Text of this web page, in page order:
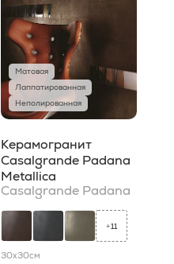
Матовая
Лаппатированная
Неполированная
Керамогранит
Casalgrande Padana
Metallica
Casalgrande Padana
+11
30x30см